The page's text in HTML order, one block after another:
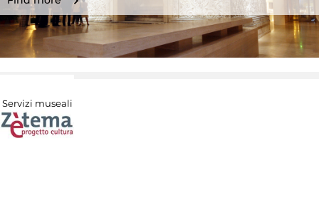
Servizi museali